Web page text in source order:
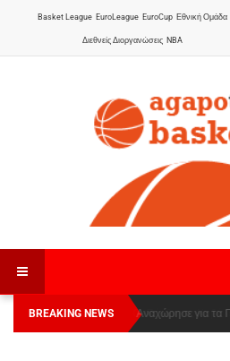
Basket League EuroLeague EuroCup Εθνική Ομάδα
Διεθνείς Διοργανώσεις NBA
BREAKING NEWS
Οι Πάνθηρες
League 1
Αναχώρησε για